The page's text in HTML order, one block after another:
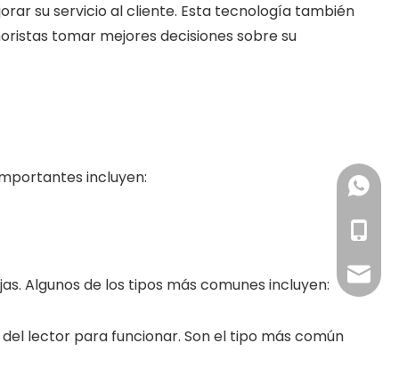
su servicio al cliente. Esta tecnología también
tomar mejores decisiones sobre su
incluyen:
Algunos de los tipos más comunes incluyen:
lector para funcionar. Son el tipo más común
+86